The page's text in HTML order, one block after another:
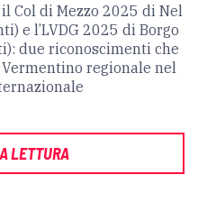
Col di Mezzo 2025 di Nel
e l’LVDG 2025 di Borgo
due riconoscimenti che
regionale nel
LETTURA